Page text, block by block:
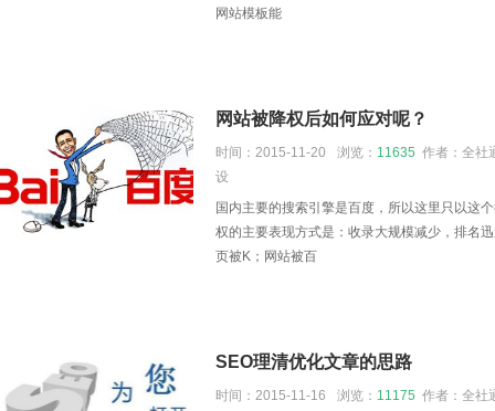
网站模板能
网站被降权后如何应对呢？
时间：2015-11-20 浏览： 11635 作者：全社
设
国内主要的搜索引擎是百度，所以这里只以这
权的主要表现方式是：收录大规模减少，排名
页被K；网站被百
SEO理清优化文章的思路
时间：2015-11-16 浏览： 11175 作者：全社